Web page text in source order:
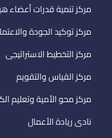
مركز تنمية قدرات أعضاء
مركز توكيد الجودة
مركز التخطيط الاستراتيجى
مركز القياس والتقويم
مركز محو الأمية وتعليم
نادى ريادة الأعمال